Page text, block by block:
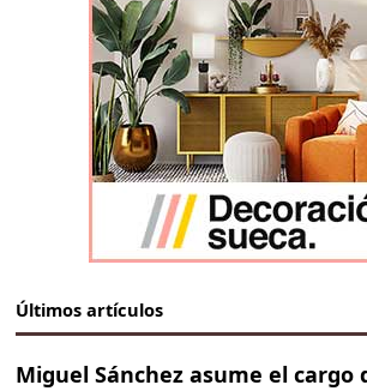
Últimos artículos
Miguel Sánchez asume el cargo